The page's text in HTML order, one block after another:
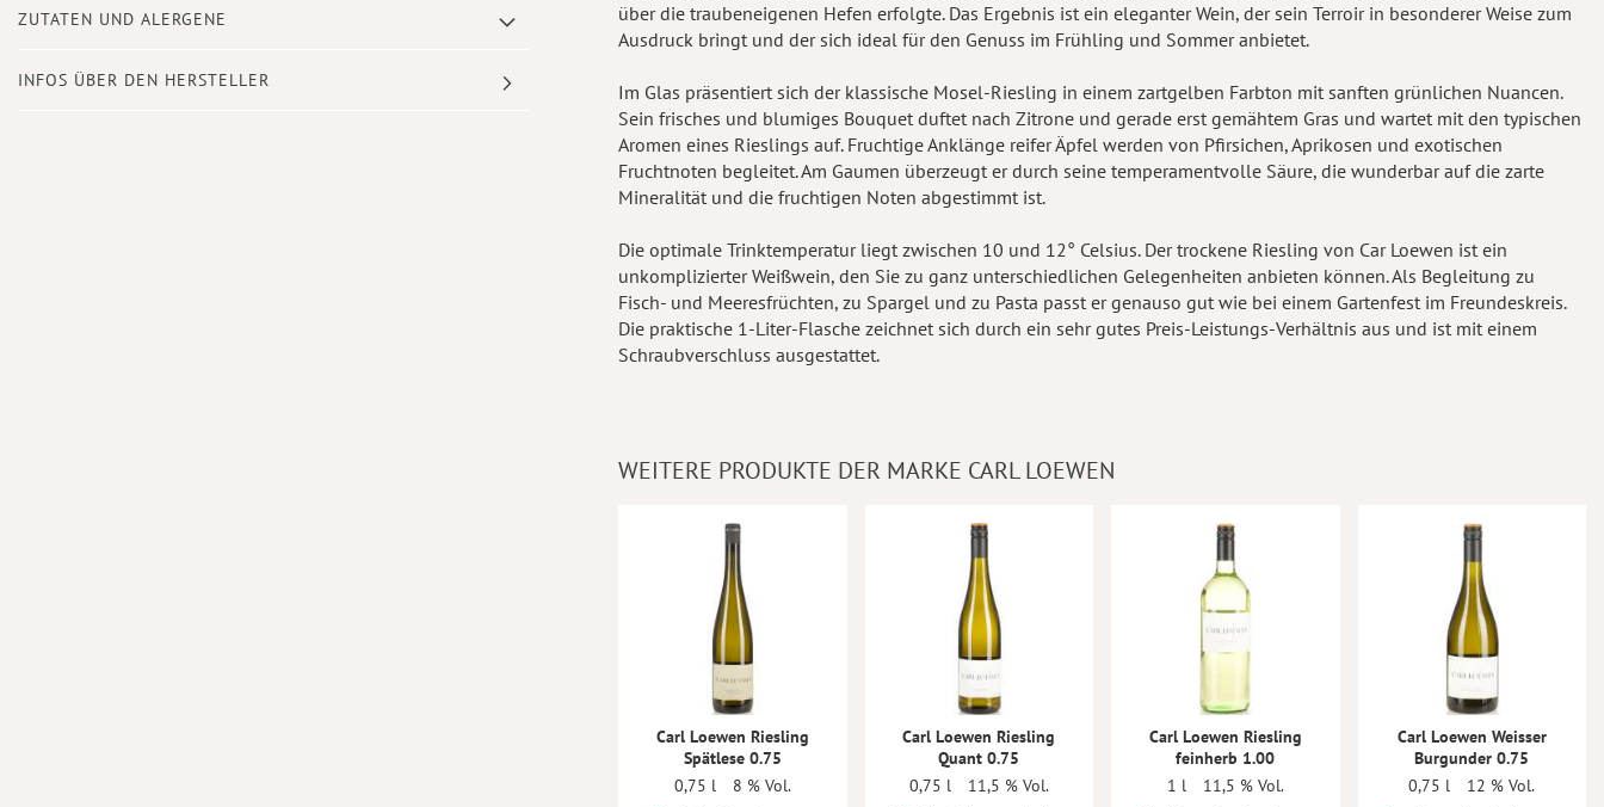
ZUTATEN UND ALERGENE
INFOS ÜBER DEN HERSTELLER
über die traubeneigenen Hefen erfolgte. Das Ergebnis ist ein eleganter Wein, der sein Terroir in besonderer Weise zum
Ausdruck bringt und der sich ideal für den Genuss im Frühling und Sommer anbietet.
Im Glas präsentiert sich der klassische Mosel-Riesling in einem zartgelben Farbton mit sanften grünlichen Nuancen.
Sein frisches und blumiges Bouquet duftet nach Zitrone und gerade erst gemähtem Gras und wartet mit den typischen
Aromen eines Rieslings auf. Fruchtige Anklänge reifer Äpfel werden von Pfirsichen, Aprikosen und exotischen
Fruchtnoten begleitet. Am Gaumen überzeugt er durch seine temperamentvolle Säure, die wunderbar auf die zarte
Mineralität und die fruchtigen Noten abgestimmt ist.
Die optimale Trinktemperatur liegt zwischen 10 und 12° Celsius. Der trockene Riesling von Car Loewen ist ein
unkomplizierter Weißwein, den Sie zu ganz unterschiedlichen Gelegenheiten anbieten können. Als Begleitung zu
Fisch- und Meeresfrüchten, zu Spargel und zu Pasta passt er genauso gut wie bei einem Gartenfest im Freundeskreis.
Die praktische 1-Liter-Flasche zeichnet sich durch ein sehr gutes Preis-Leistungs-Verhältnis aus und ist mit einem
Schraubverschluss ausgestattet.
WEITERE PRODUKTE DER MARKE CARL LOEWEN
Carl Loewen Riesling
Spätlese 0.75
0,75 l
8 % Vol.
Carl Loewen Riesling
Quant 0.75
0,75 l
11,5 % Vol.
Carl Loewen Riesling
feinherb 1.00
1 l
11,5 % Vol.
Carl Loewen Weisser
Burgunder 0.75
0,75 l
12 % Vol.